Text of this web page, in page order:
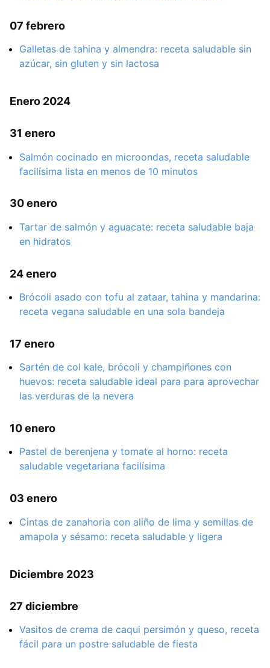
07 febrero
Galletas de tahina y almendra: receta saludable sin
azúcar, sin gluten y sin lactosa
Enero 2024
31 enero
Salmón cocinado en microondas, receta saludable
facilísima lista en menos de 10 minutos
30 enero
Tartar de salmón y aguacate: receta saludable baja
en hidratos
24 enero
Brócoli asado con tofu al zataar, tahina y mandarina:
receta vegana saludable en una sola bandeja
17 enero
Sartén de col kale, brócoli y champiñones con
huevos: receta saludable ideal para para aprovechar
las verduras de la nevera
10 enero
Pastel de berenjena y tomate al horno: receta
saludable vegetariana facilísima
03 enero
Cintas de zanahoria con aliño de lima y semillas de
amapola y sésamo: receta saludable y ligera
Diciembre 2023
27 diciembre
Vasitos de crema de caqui persimón y queso, receta
fácil para un postre saludable de fiesta